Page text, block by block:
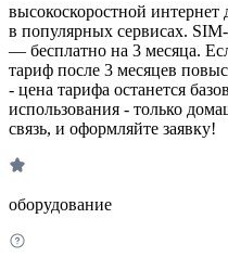
высокоскоростной
в популярных сервисах.
— бесплатно на 3 месяца.
тариф после 3 месяцев
- цена тарифа останется
использования - только
связь, и оформляйте заявку!
оборудование